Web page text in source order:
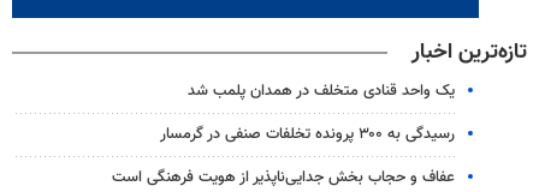
تازه‌ترین اخبار
یک واحد قنادی متخلف در همدان پلمب شد
رسیدگی به ۳۰۰ پرونده تخلفات صنفی در گرمسار
عفاف و حجاب بخش جدایی‌ناپذیر از هویت فرهنگی است